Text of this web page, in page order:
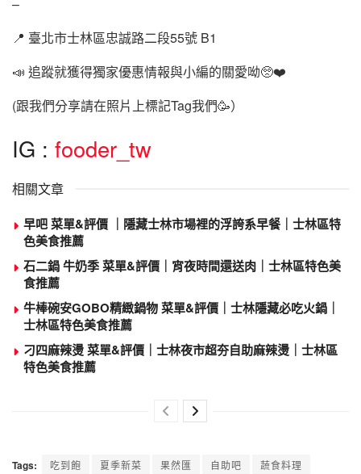
📍 臺北市士林區忠誠路二段55號 B1
📣 追蹤就獲得獨家優惠情報與小編的關愛呦🥺❤️
(跟我們分享請在照片上標記Tag我們🥳）
IG : fooder_tw
相關文章
早吧 菜單&評價 ｜隱藏士林市場裡的浮誇系早餐｜士林區特
色美食推薦
石二鍋 牛奶季 菜單&評價｜宵夜時間還送肉｜士林區特色美
食推薦
牛棒碗安GOBO精緻鍋物 菜單&評價｜士林隱藏必吃火鍋｜
士林區特色美食推薦
刁四麻辣燙 菜單&評價｜士林夜市超夯自助麻辣燙｜士林區
特色美食推薦
Tags: 吃到飽 夏季新菜 果然匯 自助吧 蔬食料理